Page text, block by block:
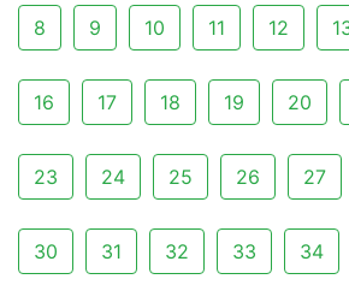
8 9 10 11 12
16 17 18 19 20
23 24 25 26 27
30 31 32 33 34